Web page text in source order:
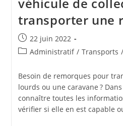
transporter une
Publication
publiée :
22 juin 2022
PostAdministratif / Transports /
Besoin de remorques pour
lourds ou une caravane ?
connaître toutes les
vérifier si elle en est capable